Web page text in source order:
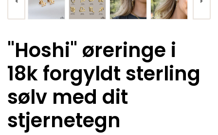
"Lumi" earcuff med hjerte i 18k forgyldt sølv
299,00 kr.
"Hoshi" øreringe i
18k forgyldt sterling
sølv med dit
stjernetegn